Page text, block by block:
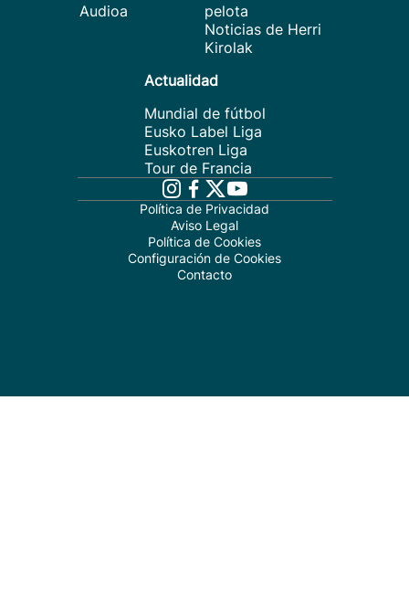
Audioa
pelota
Noticias de Herri
Kirolak
Actualidad
Mundial de fútbol
Eusko Label Liga
Euskotren Liga
Tour de Francia
Política de Privacidad
Aviso Legal
Política de Cookies
Configuración de Cookies
Contacto